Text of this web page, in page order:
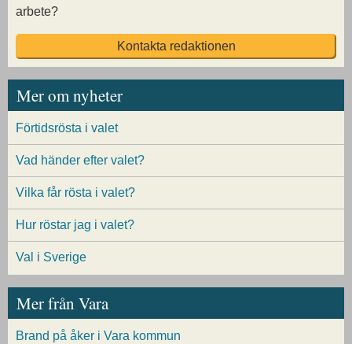
arbete?
Kontakta redaktionen
Mer om nyheter
Förtidsrösta i valet
Vad händer efter valet?
Vilka får rösta i valet?
Hur röstar jag i valet?
Val i Sverige
Mer från Vara
Brand på åker i Vara kommun